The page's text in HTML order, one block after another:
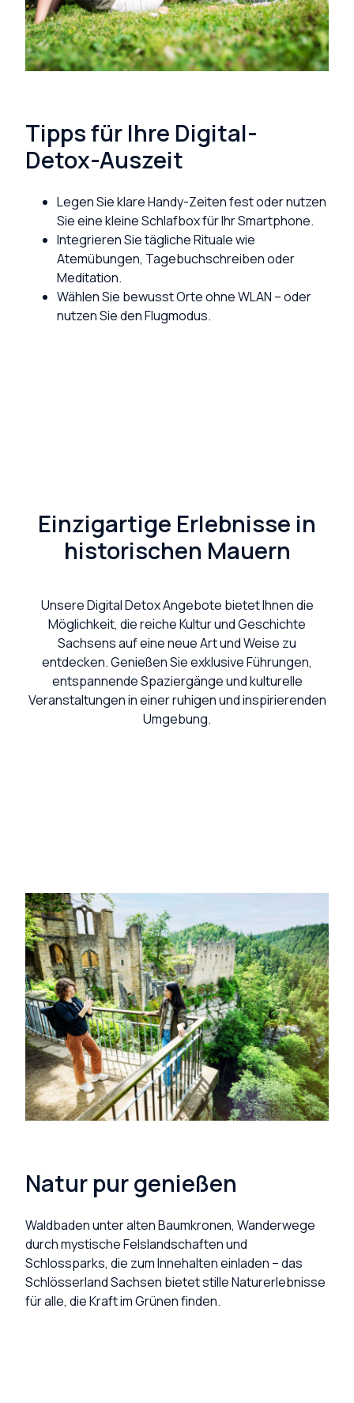
Tipps für Ihre Digital-
Detox-Auszeit
Legen Sie klare Handy-Zeiten fest oder nutzen
Sie eine kleine Schlafbox für Ihr Smartphone.
Integrieren Sie tägliche Rituale wie
Atemübungen, Tagebuchschreiben oder
Meditation.
Wählen Sie bewusst Orte ohne WLAN – oder
nutzen Sie den Flugmodus.
Einzigartige Erlebnisse in
historischen Mauern
Unsere Digital Detox Angebote bietet Ihnen die
Möglichkeit, die reiche Kultur und Geschichte
Sachsens auf eine neue Art und Weise zu
entdecken. Genießen Sie exklusive Führungen,
entspannende Spaziergänge und kulturelle
Veranstaltungen in einer ruhigen und inspirierenden
Umgebung.
Natur pur genießen
Waldbaden unter alten Baumkronen, Wanderwege
durch mystische Felslandschaften und
Schlossparks, die zum Innehalten einladen – das
Schlösserland Sachsen bietet stille Naturerlebnisse
für alle, die Kraft im Grünen finden.